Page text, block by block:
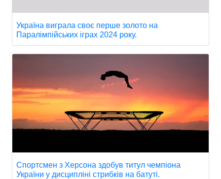
Україна виграла своє перше золото на
Паралімпійських іграх 2024 року.
Спортсмен з Херсона здобув титул чемпіона
України у дисципліні стрибків на батуті.